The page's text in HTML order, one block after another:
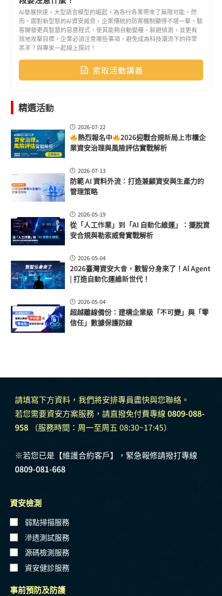
為何即時偵測是阻止勒索病毒擴散的關鍵
如何透過 日誌關聯、流量管控、防火牆策略，讓潛伏威脅無所遁形
如果您的公司曾遇過系統突然變慢、郵件或檔案異常、或是不明的登入紀
錄，這場活動能幫助您判斷：那到底只是單純的 IT 故障，還是駭客已經在內
AI發展快速，大型語言模型的崛起，為各行各業帶來了無限可能。然
而，面對新型態的AI資安威脅，企業傳統的防禦機制顯得不堪一擊，駭
客開發更具智慧的惡意程式，使其能夠自動變種、躲避偵測，並更有
效地攻擊目標，企業必須注意哪些事項，避免成為科技潮流下的待宰
羔羊？與專家一起線上探討！
索取活動講義
精選活動
2026-07-22
熱烈報名中
2026迎戰合規新局上市櫃企
業資安治理與風險評估實戰解析
2026-07-13
防範 AI 資料外流：打造兼顧資安與生產力的
管理策略
2026-05-19
從「人工作業」到「AI 自動化維運」：擺脫資
安合規與勒索威脅實戰解析
2026-05-04
2026臺灣資安大會，數智分身來了！Al Agent
| 打造自動化運維新世代！
2026-05-04
超越離線備份：建構企業級「不可變」與「零
信任」數據保護防線
請填寫下方資料，我們將安排專員盡快與您聯絡。
若您需要資安方案服務，請直撥免付費專線 0809-088-
958 （服務時間：周一至周五 08:30~17:45）
※若您已是【維護合約客戶】，緊急報修請撥打專線
0809-081-668
資安檢測
弱點掃描服務
滲透測試服務
源碼檢測服務
資安健診服務
事前預防及防護